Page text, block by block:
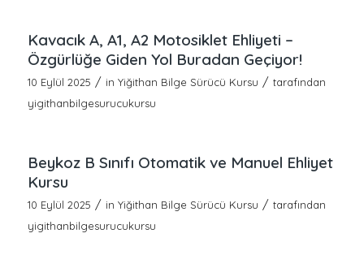
Kavacık A, A1, A2 Motosiklet Ehliyeti –
Özgürlüğe Giden Yol Buradan Geçiyor!
10 Eylül 2025 / in Yiğithan Bilge Sürücü Kursu / tarafından
yigithanbilgesurucukursu
Beykoz B Sınıfı Otomatik ve Manuel Ehliyet
Kursu
10 Eylül 2025 / in Yiğithan Bilge Sürücü Kursu / tarafından
yigithanbilgesurucukursu